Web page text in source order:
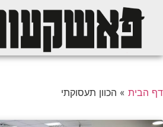
דף הבית » הכוון תעסוקתי